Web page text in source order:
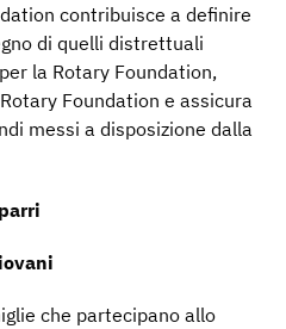
contribuisce a definire
di quelli distrettuali
la Rotary Foundation,
Foundation e assicura
messi a disposizione dalla
che partecipano allo